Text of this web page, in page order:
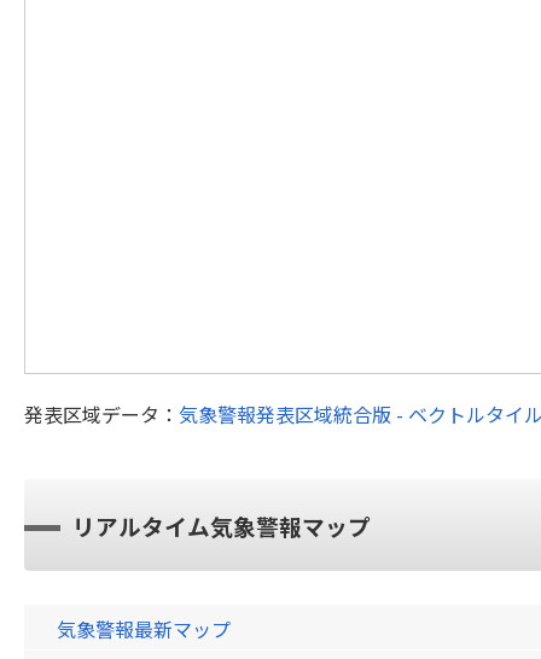
発表区域データ： 気象警報発表区域統合版 - ベクトルタイ
リアルタイム気象警報マップ
気象警報最新マップ